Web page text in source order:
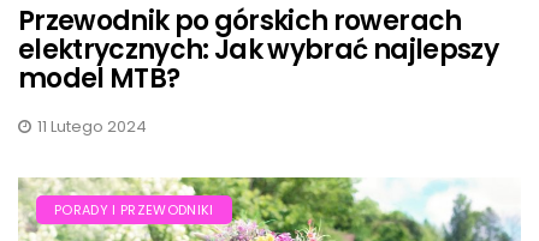
Przewodnik po górskich rowerach
elektrycznych: Jak wybrać najlepszy
model MTB?
11 Lutego 2024
PORADY I PRZEWODNIKI